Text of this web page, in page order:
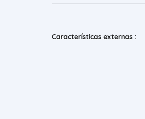
Características externas :